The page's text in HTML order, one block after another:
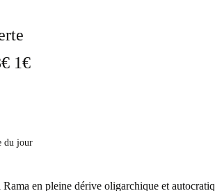
1€
du jour
en pleine dérive oligarchique et